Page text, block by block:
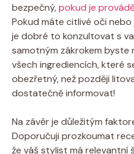
bezpečný,pokud je
Pokud máte citlivé oči
je dobré to konzultovat s
samotným zákrokem byste
všech ingrediencích, které
obezřetný, než později
dostatečně informovat!
Na závěr je důležitým
Doporučuji prozkoumat
že váš stylist má relevantní